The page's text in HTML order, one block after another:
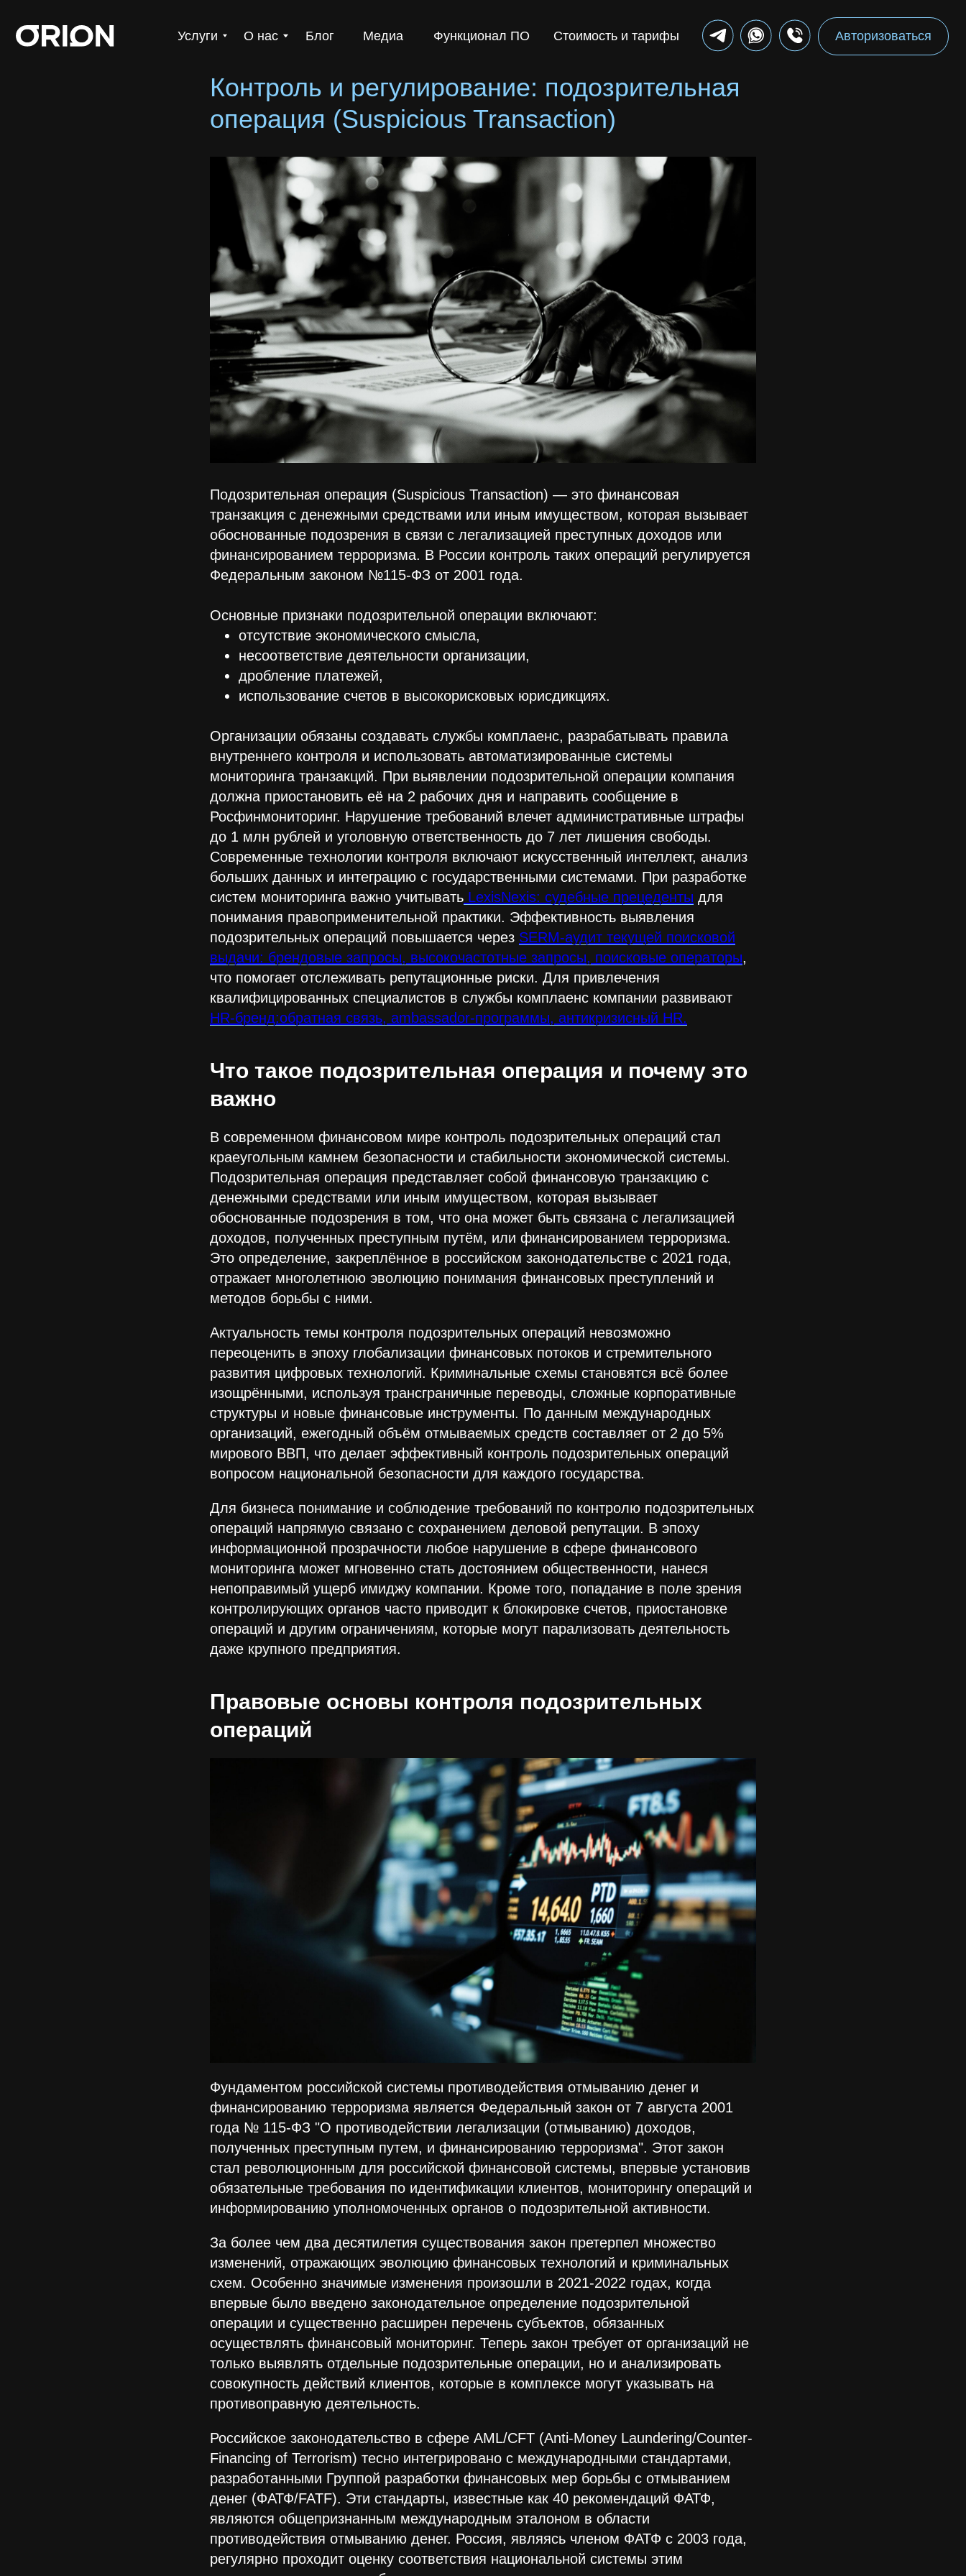
О нас
Услуги Блог Функционал ПО Авторизоваться
Медиа Стоимость и тарифы
Контроль и регулирование: подозрительная
операция (Suspicious Transaction)
Подозрительная операция (Suspicious Transaction) — это финансовая
транзакция с денежными средствами или иным имуществом, которая вызывает
обоснованные подозрения в связи с легализацией преступных доходов или
финансированием терроризма. В России контроль таких операций регулируется
Федеральным законом №115-ФЗ от 2001 года.
Основные признаки подозрительной операции включают:
отсутствие экономического смысла,
несоответствие деятельности организации,
дробление платежей,
использование счетов в высокорисковых юрисдикциях.
Организации обязаны создавать службы комплаенс, разрабатывать правила
внутреннего контроля и использовать автоматизированные системы
мониторинга транзакций. При выявлении подозрительной операции компания
должна приостановить её на 2 рабочих дня и направить сообщение в
Росфинмониторинг. Нарушение требований влечет административные штрафы
до 1 млн рублей и уголовную ответственность до 7 лет лишения свободы.
Современные технологии контроля включают искусственный интеллект, анализ
больших данных и интеграцию с государственными системами. При разработке
систем мониторинга важно учитывать LexisNexis: cудебные прецеденты для
понимания правоприменительной практики. Эффективность выявления
подозрительных операций повышается через SERM-аудит текущей поисковой
выдачи: брендовые запросы, высокочастотные запросы, поисковые операторы,
что помогает отслеживать репутационные риски. Для привлечения
квалифицированных специалистов в службы комплаенс компании развивают
HR-бренд:обратная связь, ambassador-программы, антикризисный HR.
Что такое подозрительная операция и почему это
важно
В современном финансовом мире контроль подозрительных операций стал
краеугольным камнем безопасности и стабильности экономической системы.
Подозрительная операция представляет собой финансовую транзакцию с
денежными средствами или иным имуществом, которая вызывает
обоснованные подозрения в том, что она может быть связана с легализацией
доходов, полученных преступным путём, или финансированием терроризма.
Это определение, закреплённое в российском законодательстве с 2021 года,
отражает многолетнюю эволюцию понимания финансовых преступлений и
методов борьбы с ними.
Актуальность темы контроля подозрительных операций невозможно
переоценить в эпоху глобализации финансовых потоков и стремительного
развития цифровых технологий. Криминальные схемы становятся всё более
изощрёнными, используя трансграничные переводы, сложные корпоративные
структуры и новые финансовые инструменты. По данным международных
организаций, ежегодный объём отмываемых средств составляет от 2 до 5%
мирового ВВП, что делает эффективный контроль подозрительных операций
вопросом национальной безопасности для каждого государства.
Для бизнеса понимание и соблюдение требований по контролю подозрительных
операций напрямую связано с сохранением деловой репутации. В эпоху
информационной прозрачности любое нарушение в сфере финансового
мониторинга может мгновенно стать достоянием общественности, нанеся
непоправимый ущерб имиджу компании. Кроме того, попадание в поле зрения
контролирующих органов часто приводит к блокировке счетов, приостановке
операций и другим ограничениям, которые могут парализовать деятельность
даже крупного предприятия.
Правовые основы контроля подозрительных
операций
Фундаментом российской системы противодействия отмыванию денег и
финансированию терроризма является Федеральный закон от 7 августа 2001
года № 115-ФЗ "О противодействии легализации (отмыванию) доходов,
полученных преступным путем, и финансированию терроризма". Этот закон
стал революционным для российской финансовой системы, впервые установив
обязательные требования по идентификации клиентов, мониторингу операций и
информированию уполномоченных органов о подозрительной активности.
За более чем два десятилетия существования закон претерпел множество
изменений, отражающих эволюцию финансовых технологий и криминальных
схем. Особенно значимые изменения произошли в 2021-2022 годах, когда
впервые было введено законодательное определение подозрительной
операции и существенно расширен перечень субъектов, обязанных
осуществлять финансовый мониторинг. Теперь закон требует от организаций не
только выявлять отдельные подозрительные операции, но и анализировать
совокупность действий клиентов, которые в комплексе могут указывать на
противоправную деятельность.
Российское законодательство в сфере AML/CFT (Anti-Money Laundering/Counter-
Financing of Terrorism) тесно интегрировано с международными стандартами,
разработанными Группой разработки финансовых мер борьбы с отмыванием
денег (ФАТФ/FATF). Эти стандарты, известные как 40 рекомендаций ФАТФ,
являются общепризнанным международным эталоном в области
противодействия отмыванию денег. Россия, являясь членом ФАТФ с 2003 года,
регулярно проходит оценку соответствия национальной системы этим